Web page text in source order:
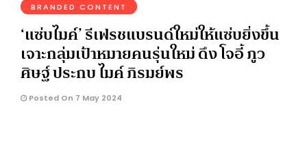
BRANDED CONTENT
‘แซ่บไมค์’ รีเฟรชแบรนด์ใหม่ให้แซ่บยิ่งขึ้น
เจาะกลุ่มเป้าหมายคนรุ่นใหม่ ดึง โจอี้ ภูว
ศิษฐ์ ประกบ ไมค์ ภิรมย์พร
Posted On 7 May 2024